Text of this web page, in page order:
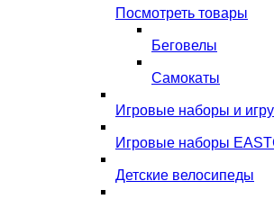
Посмотреть товары
Беговелы
Самокаты
Игровые наборы и
Игровые наборы
Детские велосипеды